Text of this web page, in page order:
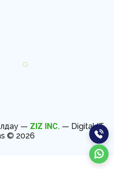
— ZIZ INC. — Digital IT
© 2026